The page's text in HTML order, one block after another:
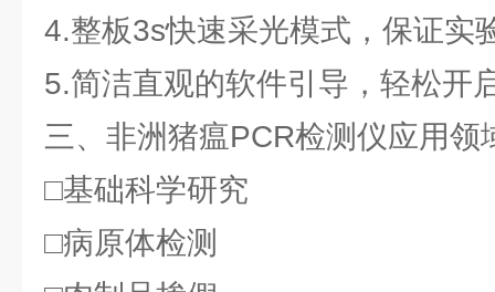
4.整板3s快速采光模式，保证实
5.简洁直观的软件引导，轻松开
三、非洲猪瘟PCR检测仪应用领
□基础科学研究
□病原体检测